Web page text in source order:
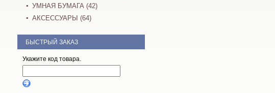
УМНАЯ БУМАГА (42)
АКСЕССУАРЫ (64)
БЫСТРЫЙ ЗАКАЗ
Укажите код товара.